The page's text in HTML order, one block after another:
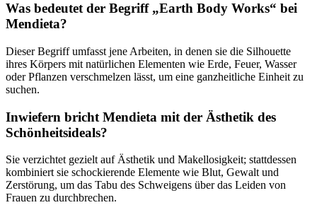
Was bedeutet der Begriff „Earth Body Works“ bei
Mendieta?
Dieser Begriff umfasst jene Arbeiten, in denen sie die Silhouette
ihres Körpers mit natürlichen Elementen wie Erde, Feuer, Wasser
oder Pflanzen verschmelzen lässt, um eine ganzheitliche Einheit zu
suchen.
Inwiefern bricht Mendieta mit der Ästhetik des
Schönheitsideals?
Sie verzichtet gezielt auf Ästhetik und Makellosigkeit; stattdessen
kombiniert sie schockierende Elemente wie Blut, Gewalt und
Zerstörung, um das Tabu des Schweigens über das Leiden von
Frauen zu durchbrechen.